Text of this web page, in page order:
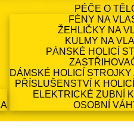
PÉČE O
FÉNY NA
ŽEHLIČKY NA
KULMY NA
PÁNSKÉ HOLICÍ
DÁMSKÉ HOLICÍ
PŘÍSLUŠENSTVÍ K
ELEKTRICKÉ ZUBNÍ
OSOBNÍ